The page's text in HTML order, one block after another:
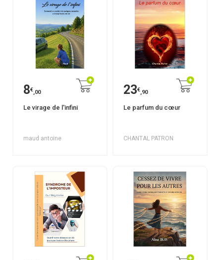
8€,00
Le virage de l'infini
maud antoine
23€,90
Le parfum du cœur
CHANTAL PATRON